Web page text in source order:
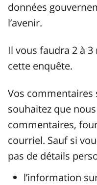
données
l’avenir.
Il vous faudra 2 à
cette enquête.
Vos commentaires
souhaitez que
commentaires,
courriel. Sauf si
pas de détails
l’information